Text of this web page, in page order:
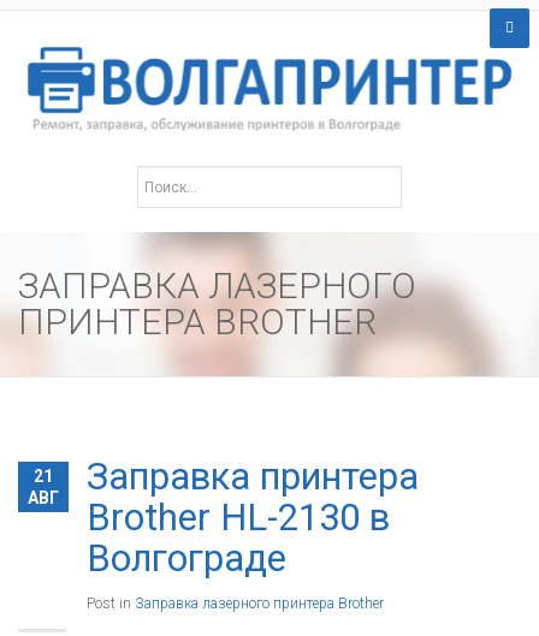
ЗАПРАВКА ЛАЗЕРНОГО
ПРИНТЕРА BROTHER
21
АВГ
Заправка принтера
Brother HL-2130 в
Волгограде
Post in Заправка лазерного принтера Brother